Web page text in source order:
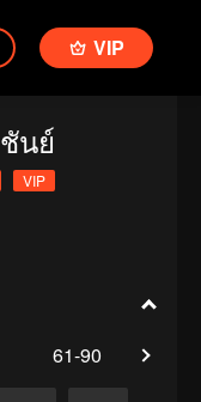
VIP
นย์
VIP
61-90